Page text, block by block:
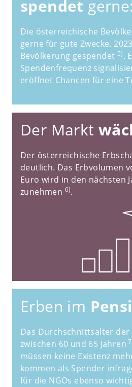
spendet gerne:
Die österreichische
gerne für gute Zwecke.
Bevölkerung gespendet 5).
Spendenfrequenz
eröffnet Chancen für eine
Der Markt
Der österreichische
deutlich. Das Erbvolumen
Euro wird in den nächsten
zunehmen 6).
Erben im
Das Durchschnittsalter der
zwischen 60 und 65 Jahren
müssen keine Existenz
kommen als Spender
für die NGOs ebenso